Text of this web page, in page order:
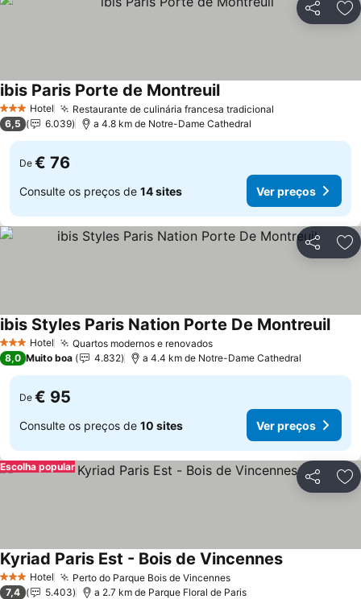
Partilhar
3 EstrelasHotel Restaurante de culinária francesa tradicional
ibis Paris Porte de Montreuil
6,5 6.039 a 4.8 km de Notre-Dame Cathedral
De € 76
Consulte os preços de 14 sites Ver preços
Partilhar
3 EstrelasHotel Quartos modernos e renovados
ibis Styles Paris Nation Porte De Montreuil
8,0 Muito boa 4.832 a 4.4 km de Notre-Dame Cathedral
De € 95
Consulte os preços de 10 sites Ver preços
Partilhar
Escolha popular
3 EstrelasHotel Perto do Parque Bois de Vincennes
Kyriad Paris Est - Bois de Vincennes
7,4 5.403 a 2.7 km de Parque Floral de Paris